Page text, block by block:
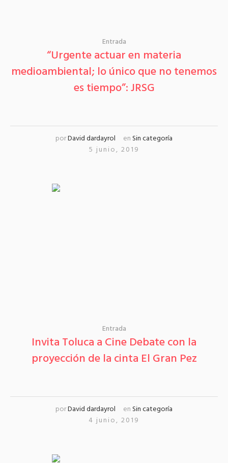
Entrada
“Urgente actuar en materia
medioambiental; lo único que no tenemos
es tiempo”: JRSG
porDavid dardayrol en Sin categoría
5 junio, 2019
Entrada
Invita Toluca a Cine Debate con la
proyección de la cinta El Gran Pez
porDavid dardayrol en Sin categoría
4 junio, 2019